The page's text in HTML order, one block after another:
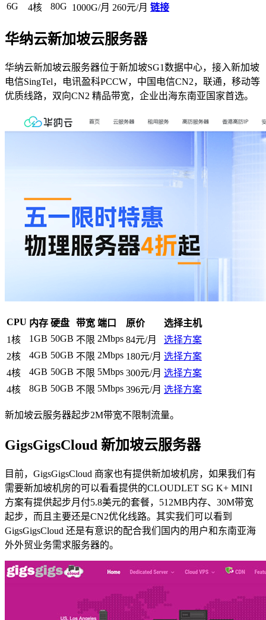
6G
4核 80G 1000G/月 260元/月 链接
华纳云新加坡云服务器
华纳云新加坡云服务器位于新加坡SG1数据中心，接入新加坡
电信SingTel，电讯盈科PCCW，中国电信CN2，联通，移动等
优质线路，双向CN2 精品带宽，企业出海东南亚国家首选。
CPU 内存 硬盘 带宽 端口 原价
选择主机
1核
1GB 50GB 不限 2Mbps 84元/月
选择方案
2核
4GB 50GB 不限 2Mbps 180元/月 选择方案
4核
4GB 50GB 不限 5Mbps 300元/月 选择方案
4核
8GB 50GB 不限 5Mbps 396元/月 选择方案
新加坡云服务器起步2M带宽不限制流量。
GigsGigsCloud 新加坡云服务器
目前，GigsGigsCloud 商家也有提供新加坡机房，如果我们有
需要新加坡机房的可以看看提供的CLOUDLET SG K+ MINI
方案有提供起步月付5.8美元的套餐，512MB内存、30M带宽
起步，而且主要还是CN2优化线路。其实我们可以看到
GigsGigsCloud 还是有意识的配合我们国内的用户和东南亚海
外外贸业务需求服务器的。